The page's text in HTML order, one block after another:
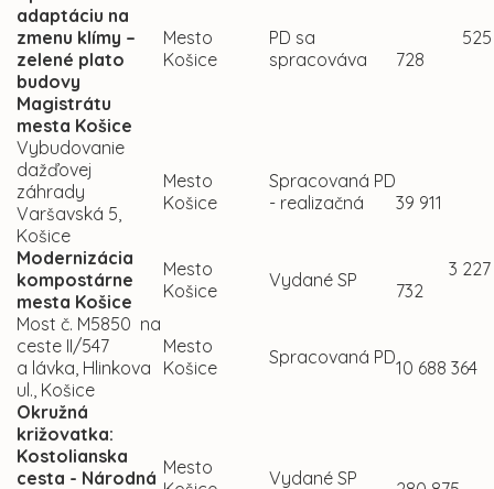
adaptáciu na
zmenu klímy –
zelené plato
budovy
Magistrátu
mesta Košice
Mesto
Košice
PD sa
spracováva
525
728
Vybudovanie
dažďovej
záhrady
Varšavská 5,
Košice
Mesto
Košice
Spracovaná PD
- realizačná
39 911
Modernizácia
kompostárne
mesta Košice
Mesto
Košice
Vydané SP
3 227
732
Most č. M5850 na
ceste II/547
a lávka, Hlinkova
ul., Košice
Mesto
Košice
Spracovaná PD10 688 364
Okružná
križovatka:
Kostolianska
cesta - Národná Mesto
Vydané SP